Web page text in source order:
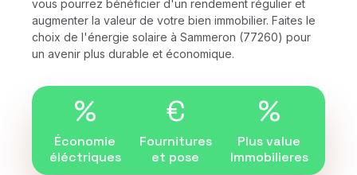
vous pourrez bénéficier d'un rendement régulier et
augmenter la valeur de votre bien immobilier. Faites le
choix de l'énergie solaire à Sammeron (77260) pour
un avenir plus durable et économique.
%
Économie
éléctriques
€
Fournitures
et pose
%
Plus value
Immobilieres